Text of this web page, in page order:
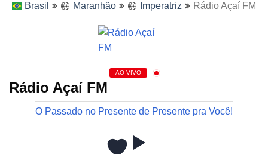
Brasil Maranhão Imperatriz Rádio Açaí FM
AO VIVO
Rádio Açaí FM
O Passado no Presente de Presente pra Você!